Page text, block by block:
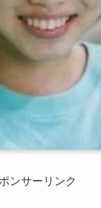
ンサーリンク